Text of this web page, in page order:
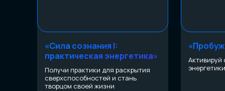
«Сила сознания I:
практическая энергетика»
Получи практики для раскрытия
сверхспособностей и стань
творцом своей жизни